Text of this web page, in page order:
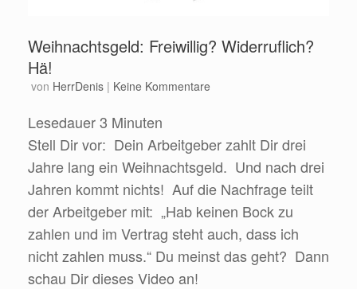
Weihnachtsgeld: Freiwillig? Widerruflich?
Hä!
von HerrDenis | Keine Kommentare
Lesedauer3 Minuten
Stell Dir vor: Dein Arbeitgeber zahlt Dir drei
Jahre lang ein Weihnachtsgeld. Und nach drei
Jahren kommt nichts! Auf die Nachfrage teilt
der Arbeitgeber mit: „Hab keinen Bock zu
zahlen und im Vertrag steht auch, dass ich
nicht zahlen muss.“ Du meinst das geht? Dann
schau Dir dieses Video an!